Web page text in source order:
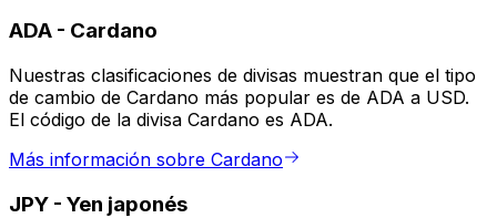
ADA - Cardano
Nuestras clasificaciones de divisas muestran que el tipo
de cambio de Cardano más popular es de ADA a USD.
El código de la divisa Cardano es ADA.
Más información sobre Cardano
JPY - Yen japonés